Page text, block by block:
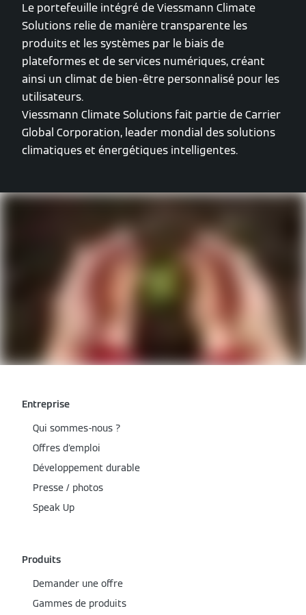
Le portefeuille intégré de Viessmann Climate
Solutions relie de manière transparente les
produits et les systèmes par le biais de
plateformes et de services numériques, créant
ainsi un climat de bien-être personnalisé pour les
utilisateurs.
Viessmann Climate Solutions fait partie de Carrier
Global Corporation, leader mondial des solutions
climatiques et énergétiques intelligentes.
Entreprise
Qui sommes-nous ?
Offres d'emploi
Développement durable
Presse / photos
Speak Up
Produits
Demander une offre
Gammes de produits